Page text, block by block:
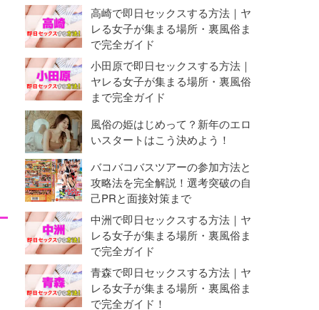
高崎で即日セックスする方法｜ヤ
レる女子が集まる場所・裏風俗ま
で完全ガイド
小田原で即日セックスする方法｜
ヤレる女子が集まる場所・裏風俗
まで完全ガイド
風俗の姫はじめって？新年のエロ
いスタートはこう決めよう！
バコバコバスツアーの参加方法と
攻略法を完全解説！選考突破の自
己PRと面接対策まで
中洲で即日セックスする方法｜ヤ
レる女子が集まる場所・裏風俗ま
で完全ガイド
青森で即日セックスする方法｜ヤ
レる女子が集まる場所・裏風俗ま
で完全ガイド！